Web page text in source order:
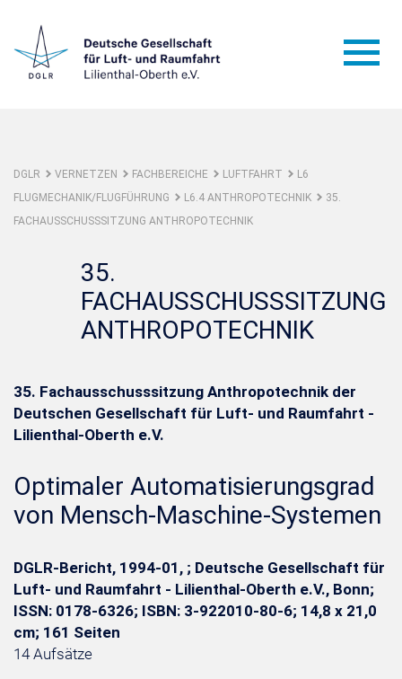
DGLR VERNETZEN FACHBEREICHE LUFTFAHRT
L6
FLUGMECHANIK/FLUGFÜHRUNG
L6.4 ANTHROPOTECHNIK
35.
FACHAUSSCHUSSSITZUNG ANTHROPOTECHNIK
35.
FACHAUSSCHUSSSITZUNG
ANTHROPOTECHNIK
35. Fachausschusssitzung Anthropotechnik der
Deutschen Gesellschaft für Luft- und Raumfahrt -
Lilienthal-Oberth e.V.
Optimaler Automatisierungsgrad
von Mensch-Maschine-Systemen
DGLR-Bericht, 1994-01, ; Deutsche Gesellschaft für
Luft- und Raumfahrt - Lilienthal-Oberth e.V., Bonn;
ISSN: 0178-6326; ISBN: 3-922010-80-6; 14,8 x 21,0
cm; 161 Seiten
14 Aufsätze